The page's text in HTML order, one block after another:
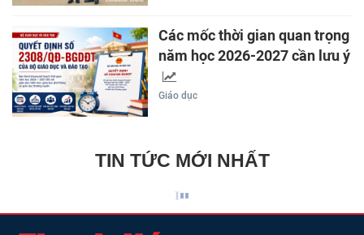
Các mốc thời gian quan trọng
năm học 2026-2027 cần lưu ý
Giáo dục
TIN TỨC MỚI NHẤT